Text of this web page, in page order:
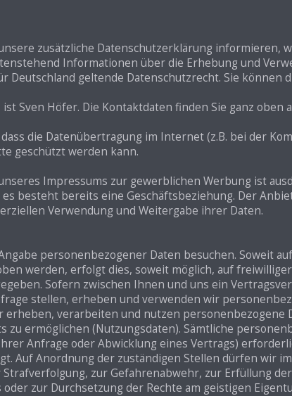
zusätzliche Datenschutzerklärung informieren,
Informationen über die Erhebung und
Deutschland geltende Datenschutzrecht. Sie
Sven Höfer. Die Kontaktdaten finden Sie ganz oben
die Datenübertragung im Internet (z.B. bei der
geschützt werden kann.
Impressums zur gewerblichen Werbung ist
besteht bereits eine Geschäftsbeziehung. Der
Verwendung und Weitergabe ihrer Daten.
personenbezogener Daten besuchen. Soweit
werden, erfolgt dies, soweit möglich, auf
Sofern zwischen Ihnen und uns ein
stellen, erheben und verwenden wir
erheben, verarbeiten und nutzen
zu ermöglichen (Nutzungsdaten). Sämtliche
Anfrage oder Abwicklung eines Vertrags)
Auf Anordnung der zuständigen Stellen dürfen wir
zur Gefahrenabwehr, zur Erfüllung
zur Durchsetzung der Rechte am geistigen